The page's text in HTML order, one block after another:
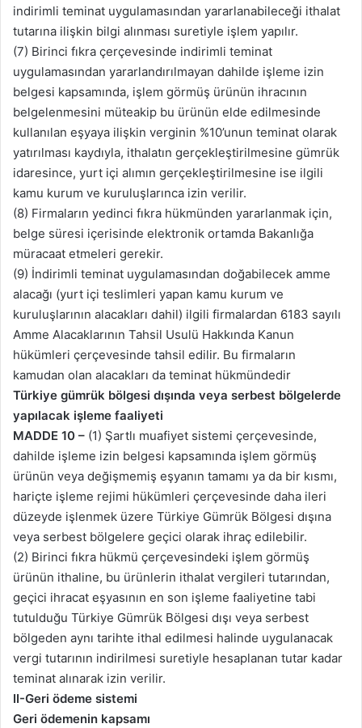
indirimli teminat uygulamasından yararlanabileceği ithalat
tutarına ilişkin bilgi alınması suretiyle işlem yapılır.
(7) Birinci fıkra çerçevesinde indirimli teminat
uygulamasından yararlandırılmayan dahilde işleme izin
belgesi kapsamında, işlem görmüş ürünün ihracının
belgelenmesini müteakip bu ürünün elde edilmesinde
kullanılan eşyaya ilişkin verginin %10’unun teminat olarak
yatırılması kaydıyla, ithalatın gerçekleştirilmesine gümrük
idaresince, yurt içi alımın gerçekleştirilmesine ise ilgili
kamu kurum ve kuruluşlarınca izin verilir.
(8) Firmaların yedinci fıkra hükmünden yararlanmak için,
belge süresi içerisinde elektronik ortamda Bakanlığa
müracaat etmeleri gerekir.
(9) İndirimli teminat uygulamasından doğabilecek amme
alacağı (yurt içi teslimleri yapan kamu kurum ve
kuruluşlarının alacakları dahil) ilgili firmalardan 6183 sayılı
Amme Alacaklarının Tahsil Usulü Hakkında Kanun
hükümleri çerçevesinde tahsil edilir. Bu firmaların
kamudan olan alacakları da teminat hükmündedir
Türkiye gümrük bölgesi dışında veya serbest bölgelerde
yapılacak işleme faaliyeti
MADDE 10 – (1) Şartlı muafiyet sistemi çerçevesinde,
dahilde işleme izin belgesi kapsamında işlem görmüş
ürünün veya değişmemiş eşyanın tamamı ya da bir kısmı,
hariçte işleme rejimi hükümleri çerçevesinde daha ileri
düzeyde işlenmek üzere Türkiye Gümrük Bölgesi dışına
veya serbest bölgelere geçici olarak ihraç edilebilir.
(2) Birinci fıkra hükmü çerçevesindeki işlem görmüş
ürünün ithaline, bu ürünlerin ithalat vergileri tutarından,
geçici ihracat eşyasının en son işleme faaliyetine tabi
tutulduğu Türkiye Gümrük Bölgesi dışı veya serbest
bölgeden aynı tarihte ithal edilmesi halinde uygulanacak
vergi tutarının indirilmesi suretiyle hesaplanan tutar kadar
teminat alınarak izin verilir.
II-Geri ödeme sistemi
Geri ödemenin kapsamı